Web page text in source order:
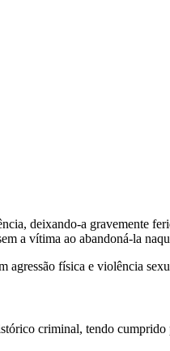
deixando-a gravemente
a vítima ao abandoná-la
agressão física e violência
criminal, tendo